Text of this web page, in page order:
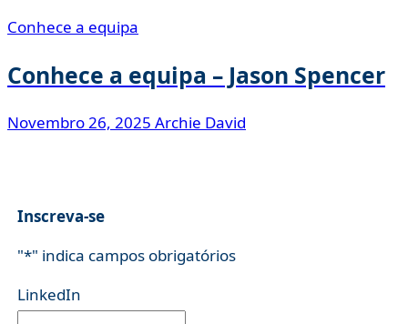
Conhece a equipa
Conhece a equipa – Jason Spencer
Novembro 26, 2025 Archie David
Inscreva-se
"*" indica campos obrigatórios
LinkedIn